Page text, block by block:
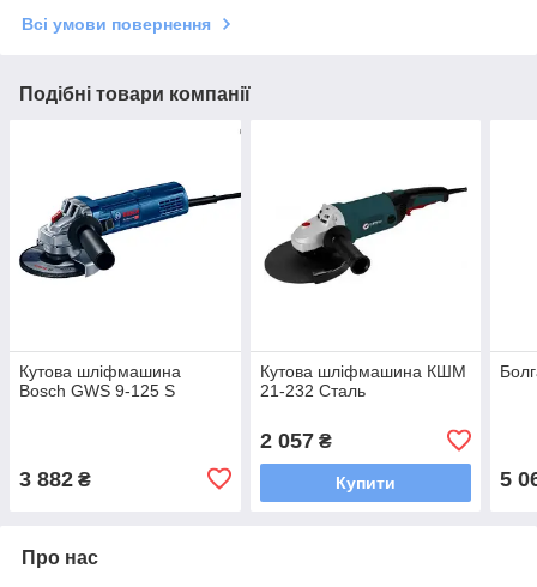
Всі умови повернення
Подібні товари компанії
Кутова шліфмашина
Bosch GWS 9-125 S
3 882 ₴
Кутова шліфмашина КШМ
21-232 Сталь
2 057₴
Купити 5
Про нас